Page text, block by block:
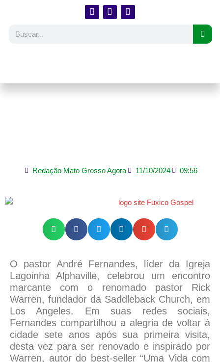
Redação Mato Grosso Agora 11/10/2024 09:56
O pastor André Fernandes, líder da Igreja
Lagoinha Alphaville, celebrou um encontro
marcante com o renomado pastor Rick
Warren, fundador da Saddleback Church, em
Los Angeles. Em suas redes sociais,
Fernandes compartilhou a alegria de voltar à
cidade sete anos após sua primeira visita,
desta vez para ser renovado e inspirado por
Warren, autor do best-seller “Uma Vida com